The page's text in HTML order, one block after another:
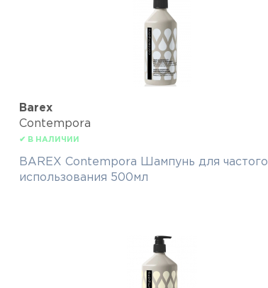
Barex
Contempora
✔ В НАЛИЧИИ
BAREX Contempora Шампунь для частого
использования 500мл